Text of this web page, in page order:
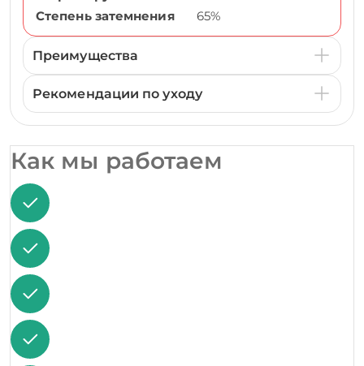
Степень затемнения
65%
Преимущества
Рекомендации по уходу
Как мы работаем